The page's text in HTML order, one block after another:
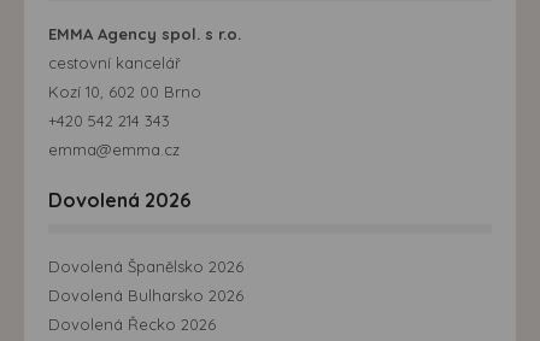
EMMA Agency spol. s r.o.
cestovní kancelář
Kozí 10, 602 00 Brno
+420 542 214 343
emma@emma.cz
Dovolená 2026
Dovolená Španělsko 2026
Dovolená Bulharsko 2026
Dovolená Řecko 2026